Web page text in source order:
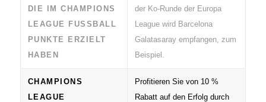
DIE IM CHAMPIONS
LEAGUE FUSSBALL P
UNKTE ERZIELT H
ABEN
der Ko-Runde der Europa
League wird Barcelona
Galatasaray empfangen, zum
Beispiel.
CHAMPIONS
LEAGUE
Profitieren Sie von 10 %
Rabatt auf den Erfolg durch